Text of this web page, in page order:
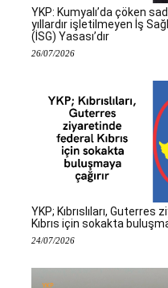
YKP: Kumyalı’da çöken
yıllardır işletilmeyen İş
(İSG) Yasası’dır
26/07/2026
YKP; Kıbrıslıları, Guterres
Kıbrıs için sokakta
24/07/2026